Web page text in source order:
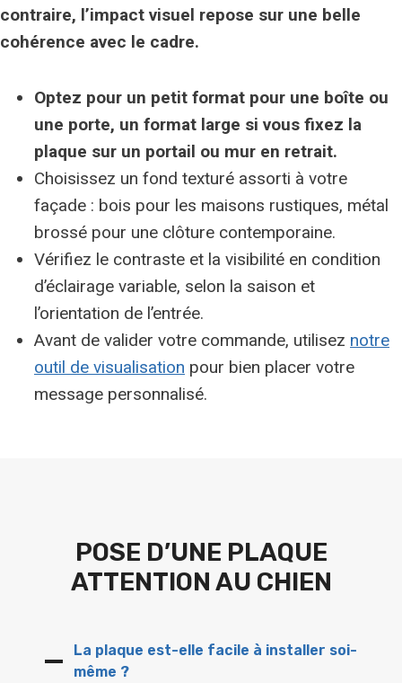
contraire, l’impact visuel repose sur une belle
cohérence avec le cadre.
Optez pour un petit format pour une boîte ou
une porte, un format large si vous fixez la
plaque sur un portail ou mur en retrait.
Choisissez un fond texturé assorti à votre
façade : bois pour les maisons rustiques, métal
brossé pour une clôture contemporaine.
Vérifiez le contraste et la visibilité en condition
d’éclairage variable, selon la saison et
l’orientation de l’entrée.
Avant de valider votre commande, utilisez notre
outil de visualisation pour bien placer votre
message personnalisé.
POSE D’UNE PLAQUE
ATTENTION AU CHIEN
La plaque est-elle facile à installer soi-
même ?